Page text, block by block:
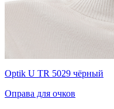
Optik U TR 5029 чёрный
Оправа для очков